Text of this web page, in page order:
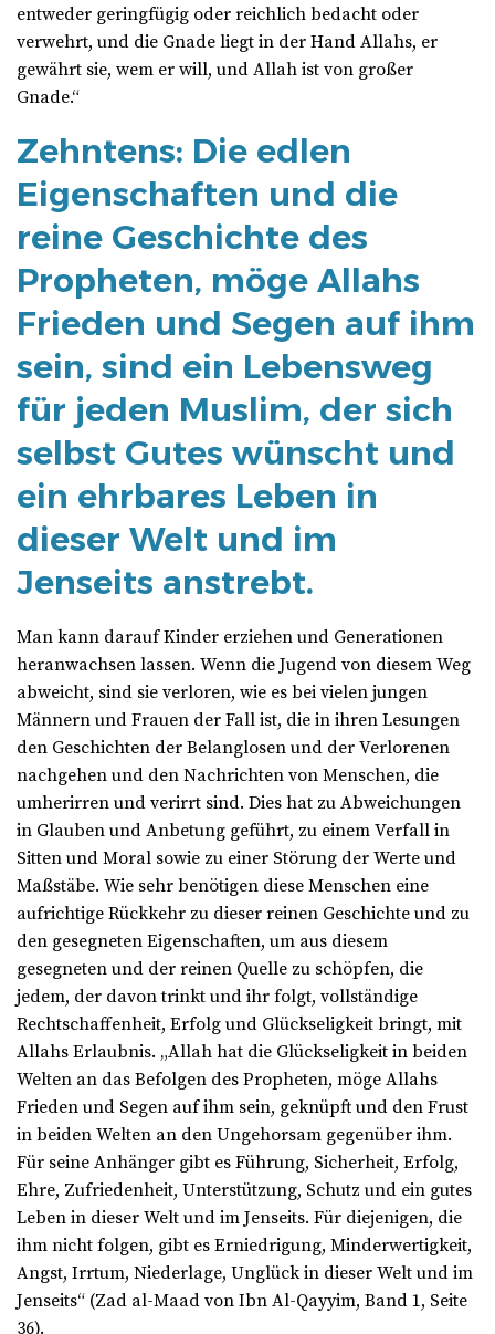
entweder geringfügig oder reichlich bedacht oder
verwehrt, und die Gnade liegt in der Hand Allahs, er
gewährt sie, wem er will, und Allah ist von großer
Gnade.“
Zehntens: Die edlen
Eigenschaften und die
reine Geschichte des
Propheten, möge Allahs
Frieden und Segen auf ihm
sein, sind ein Lebensweg
für jeden Muslim, der sich
selbst Gutes wünscht und
ein ehrbares Leben in
dieser Welt und im
Jenseits anstrebt.
Man kann darauf Kinder erziehen und Generationen
heranwachsen lassen. Wenn die Jugend von diesem Weg
abweicht, sind sie verloren, wie es bei vielen jungen
Männern und Frauen der Fall ist, die in ihren Lesungen
den Geschichten der Belanglosen und der Verlorenen
nachgehen und den Nachrichten von Menschen, die
umherirren und verirrt sind. Dies hat zu Abweichungen
in Glauben und Anbetung geführt, zu einem Verfall in
Sitten und Moral sowie zu einer Störung der Werte und
Maßstäbe. Wie sehr benötigen diese Menschen eine
aufrichtige Rückkehr zu dieser reinen Geschichte und zu
den gesegneten Eigenschaften, um aus diesem
gesegneten und der reinen Quelle zu schöpfen, die
jedem, der davon trinkt und ihr folgt, vollständige
Rechtschaffenheit, Erfolg und Glückseligkeit bringt, mit
Allahs Erlaubnis. „Allah hat die Glückseligkeit in beiden
Welten an das Befolgen des Propheten, möge Allahs
Frieden und Segen auf ihm sein, geknüpft und den Frust
in beiden Welten an den Ungehorsam gegenüber ihm.
Für seine Anhänger gibt es Führung, Sicherheit, Erfolg,
Ehre, Zufriedenheit, Unterstützung, Schutz und ein gutes
Leben in dieser Welt und im Jenseits. Für diejenigen, die
ihm nicht folgen, gibt es Erniedrigung, Minderwertigkeit,
Angst, Irrtum, Niederlage, Unglück in dieser Welt und im
Jenseits“ (Zad al-Maad von Ibn Al-Qayyim, Band 1, Seite
36).